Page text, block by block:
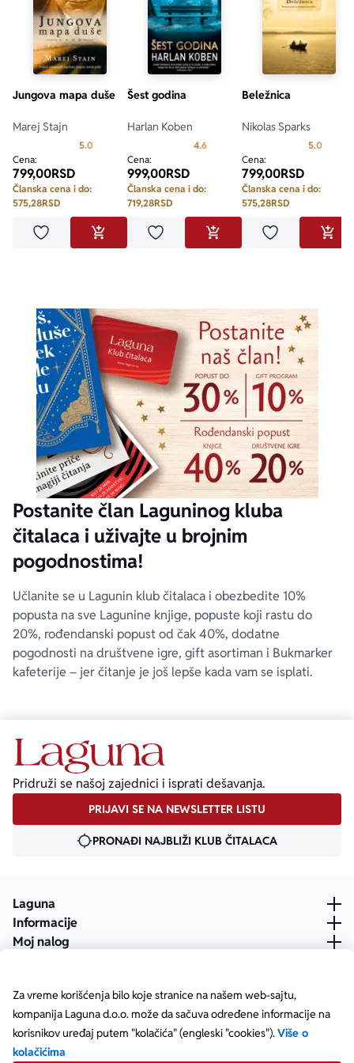
Za vreme korišćenja bilo koje stranice na našem web-sajtu,
kompanija Laguna d.o.o. može da sačuva određene informacije na
korisnikov uređaj putem "kolačića" (engleski "cookies").Više o
kolačićima
Jungova mapa duše
Marej Stajn
5.0 Prosecna ocena je 5.0 od 5
Cena:
799,00RSD
Članska cena i do:
575,28RSD
Dodaj u omiljeneDODAJ U KORPU
Šest godina
Harlan Koben
4.6Prosecna ocena je 4.6 od 5
Cena:
999,00RSD
Članska cena i do:
719,28RSD
Dodaj u omiljeneDODAJ U KORPU
Beležnica
Nikolas Sparks
5.0
Cena:
799,00RSD
Članska cena i do:
575,28RSD
Dodaj u
Postanite član Laguninog kluba
čitalaca i uživajte u brojnim
pogodnostima!
Učlanite se u Lagunin klub čitalaca i obezbedite 10%
popusta na sve Lagunine knjige, popuste koji rastu do
20%, rođendanski popust od čak 40%, dodatne
pogodnosti na društvene igre, gift asortiman i Bukmarker
kafeterije – jer čitanje je još lepše kada vam se isplati.
Pridruži se našoj zajednici i isprati dešavanja.
PRIJAVI SE NA NEWSLETTER LISTU
PRONAĐI NAJBLIŽI KLUB ČITALACA
Laguna
Informacije
Moj nalog